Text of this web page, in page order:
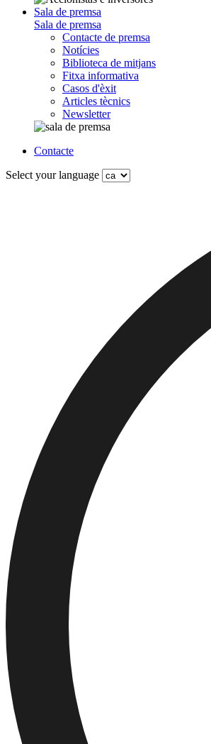
Sala de premsa
Sala de premsa
Contacte de premsa
Notícies
Biblioteca de mitjans
Fitxa informativa
Casos d'èxit
Articles tècnics
Newsletter
Contacte
Select your language